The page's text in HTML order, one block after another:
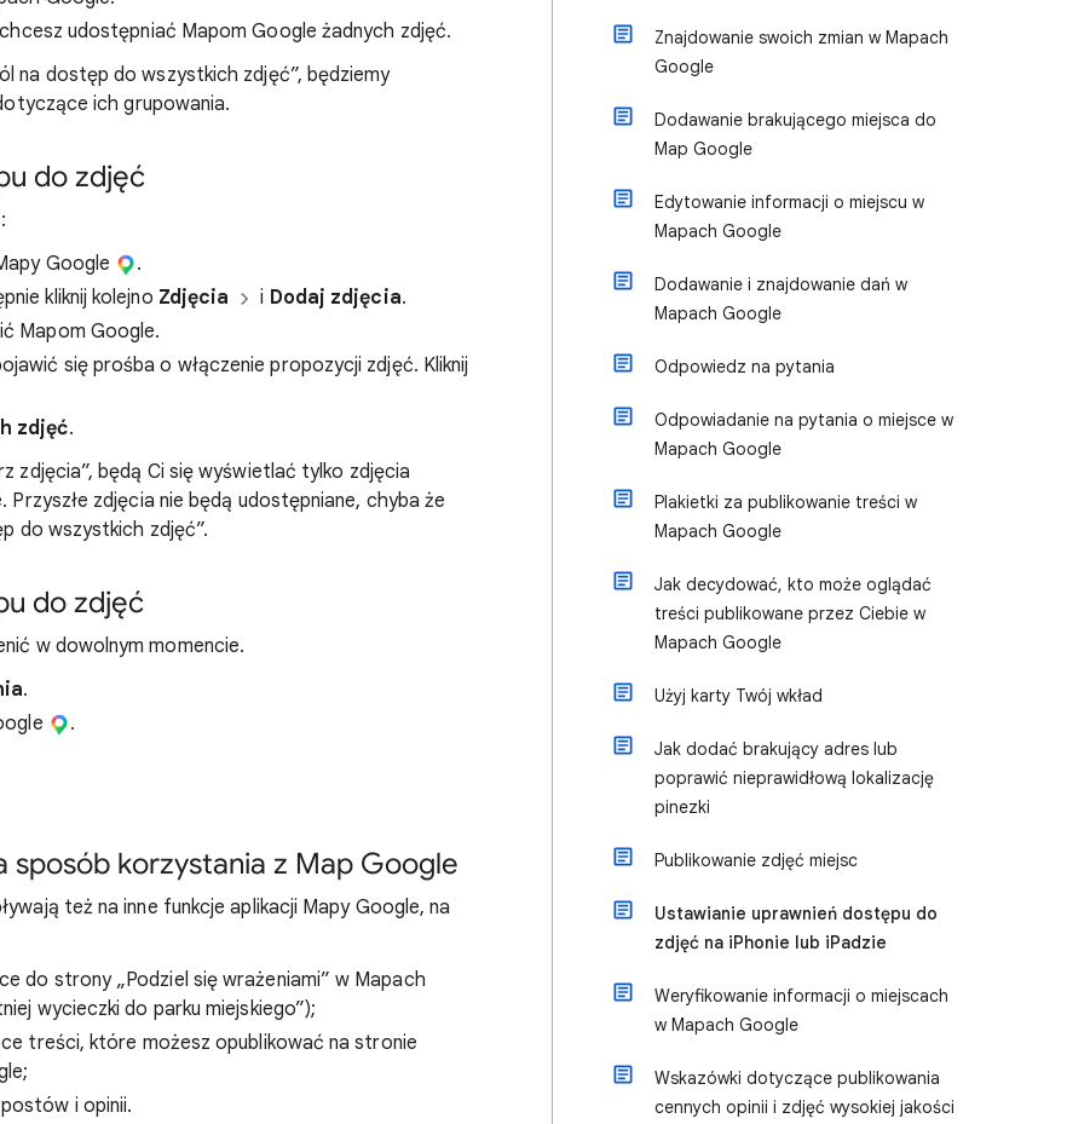
udostępniać Mapom Google żadnych zdjęć.
na dostęp do wszystkich zdjęć”, będziemy
ich grupowania.
do zdjęć
Google
.
kliknij kolejno Zdjęcia i Dodaj zdjęcia.
Mapom Google.
się prośba o włączenie propozycji zdjęć. Kliknij
zdjęć.
zdjęcia”, będą Ci się wyświetlać tylko zdjęcia
zdjęcia nie będą udostępniane, chyba że
do wszystkich zdjęć”.
do zdjęć
w dowolnym momencie.
.
.
sposób korzystania z Map Google
też na inne funkcje aplikacji Mapy Google, na
do strony „Podziel się wrażeniami” w Mapach
wycieczki do parku miejskiego”);
treści, które możesz opublikować na stronie
i opinii.
Znajdowanie swoich zmian w Mapach
Google
Dodawanie brakującego miejsca do
Map Google
Edytowanie informacji o miejscu w
Mapach Google
Dodawanie i znajdowanie dań w
Mapach Google
Odpowiedz na pytania
Odpowiadanie na pytania o miejsce w
Mapach Google
Plakietki za publikowanie treści w
Mapach Google
Jak decydować, kto może oglądać
treści publikowane przez Ciebie w
Mapach Google
Użyj karty Twój wkład
Jak dodać brakujący adres lub
poprawić nieprawidłową lokalizację
pinezki
Publikowanie zdjęć miejsc
Ustawianie uprawnień dostępu do
zdjęć na iPhonie lub iPadzie
Weryfikowanie informacji o miejscach
w Mapach Google
Wskazówki dotyczące publikowania
cennych opinii i zdjęć wysokiej jakości